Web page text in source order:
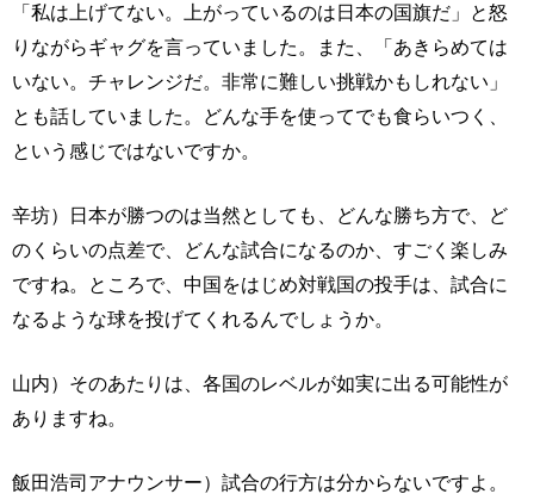
「私は上げてない。上がっているのは日本の国旗だ」と怒
りながらギャグを言っていました。また、「あきらめては
いない。チャレンジだ。非常に難しい挑戦かもしれない」
とも話していました。どんな手を使ってでも食らいつく、
という感じではないですか。
辛坊）日本が勝つのは当然としても、どんな勝ち方で、ど
のくらいの点差で、どんな試合になるのか、すごく楽しみ
ですね。ところで、中国をはじめ対戦国の投手は、試合に
なるような球を投げてくれるんでしょうか。
山内）そのあたりは、各国のレベルが如実に出る可能性が
ありますね。
飯田浩司アナウンサー）試合の行方は分からないですよ。